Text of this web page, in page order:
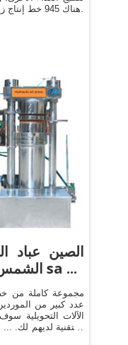
هناك 945 خط إنتاج زيت الذرة من المورِّدين في آسيا.
الصين عباد
الشمس قائمة المنتجات في sa ...
مجموعة كاملة من
عدد كبير من
الآلات التحويلية
والتقنية لديهم لك.